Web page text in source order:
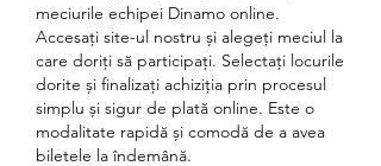
meciurile echipei Dinamo online.
Accesați site-ul nostru și alegeți meciul la
care doriți să participați. Selectați locurile
dorite și finalizați achiziția prin procesul
simplu și sigur de plată online. Este o
modalitate rapidă și comodă de a avea
biletele la îndemână.